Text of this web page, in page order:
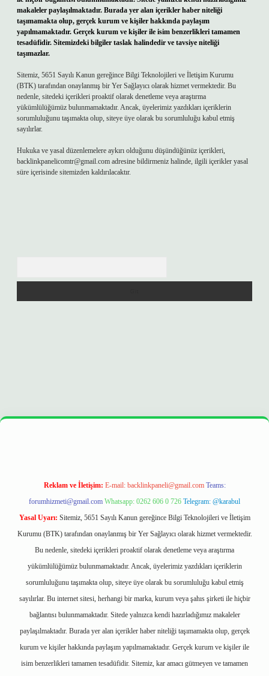
makaleler paylaşılmaktadır. Burada yer alan içerikler haber niteliği
taşımamakta olup, gerçek kurum ve kişiler hakkında paylaşım
yapılmamaktadır. Gerçek kurum ve kişiler ile isim benzerlikleri tamamen
tesadüfidir. Sitemizdeki bilgiler taslak halindedir ve tavsiye niteliği
taşımazlar.
Sitemiz, 5651 Sayılı Kanun gereğince Bilgi Teknolojileri ve İletişim Kurumu
(BTK) tarafından onaylanmış bir Yer Sağlayıcı olarak hizmet vermektedir. Bu
nedenle, sitedeki içerikleri proaktif olarak denetleme veya araştırma
yükümlülüğümüz bulunmamaktadır. Ancak, üyelerimiz yazdıkları içeriklerin
sorumluluğunu taşımakta olup, siteye üye olarak bu sorumluluğu kabul etmiş
sayılırlar.
Hukuka ve yasal düzenlemelere aykırı olduğunu düşündüğünüz içerikleri,
backlinkpanelicomtr@gmail.com adresine bildirmeniz halinde, ilgili içerikler yasal
süre içerisinde sitemizden kaldırılacaktır.
https://betexpergir.net/
Reklam ve İletişim: E-mail: backlinkpaneli@gmail.com Teams:
forumhizmeti@gmail.com Whatsapp: 0262 606 0 726 Telegram: @karabul
Yasal Uyarı: Sitemiz, 5651 Sayılı Kanun gereğince Bilgi Teknolojileri ve İletişim
Kurumu (BTK) tarafından onaylanmış bir Yer Sağlayıcı olarak hizmet vermektedir.
Bu nedenle, sitedeki içerikleri proaktif olarak denetleme veya araştırma
yükümlülüğümüz bulunmamaktadır. Ancak, üyelerimiz yazdıkları içeriklerin
sorumluluğunu taşımakta olup, siteye üye olarak bu sorumluluğu kabul etmiş
sayılırlar. Bu internet sitesi, herhangi bir marka, kurum veya şahıs şirketi ile hiçbir
bağlantısı bulunmamaktadır. Sitede yalnızca kendi hazırladığımız makaleler
paylaşılmaktadır. Burada yer alan içerikler haber niteliği taşımamakta olup, gerçek
kurum ve kişiler hakkında paylaşım yapılmamaktadır. Gerçek kurum ve kişiler ile
isim benzerlikleri tamamen tesadüfidir. Sitemiz, kar amacı gütmeyen ve tamamen